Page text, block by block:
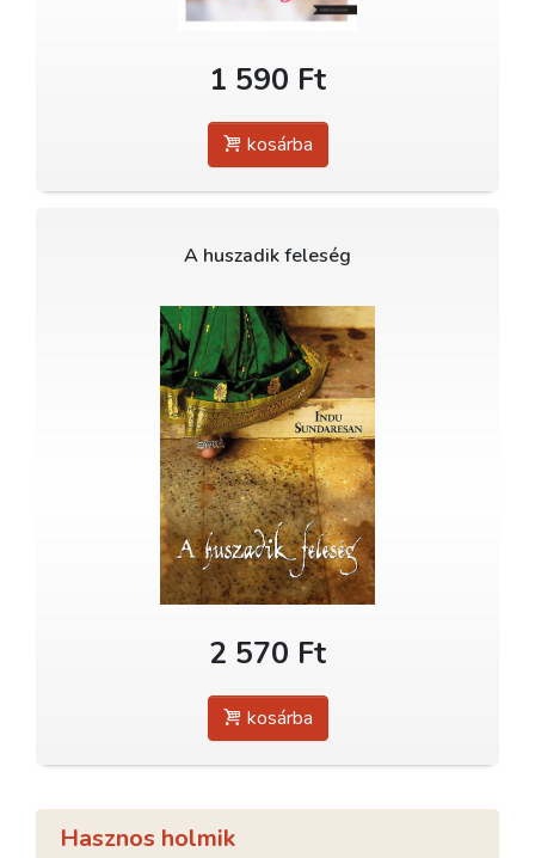
1 590 Ft
kosárba
A huszadik feleség
2 570 Ft
kosárba
Hasznos holmik